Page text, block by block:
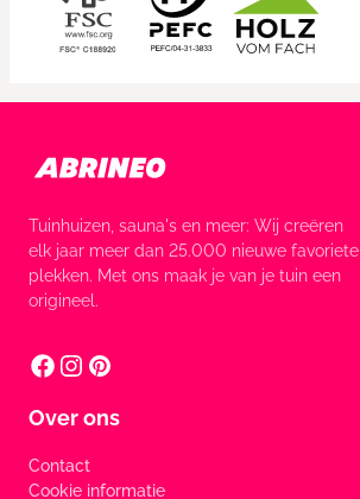
Tuinhuizen, sauna's en meer: Wij creëren
elk jaar meer dan 25.000 nieuwe favoriete
plekken. Met ons maak je van je tuin een
origineel.
Over ons
Contact
Cookie informatie